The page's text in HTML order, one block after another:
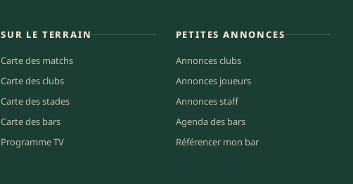
SUR LE TERRAIN
Carte des matchs
Carte des clubs
Carte des stades
Carte des bars
Programme TV
PETITES ANNONCES
Annonces clubs
Annonces joueurs
Annonces staff
Agenda des bars
Référencer mon bar